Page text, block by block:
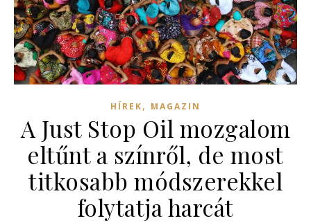
HÍREK, MAGAZIN
A Just Stop Oil mozgalom
eltűnt a színről, de most
titkosabb módszerekkel
folytatja harcát